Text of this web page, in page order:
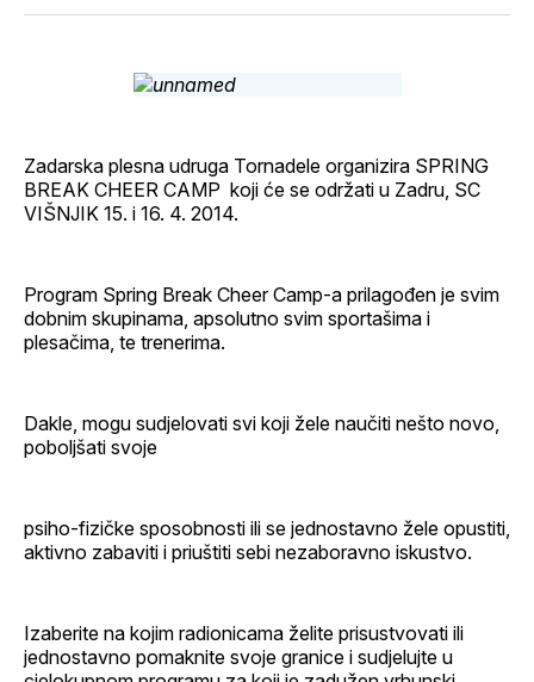
Zadarska plesna udruga Tornadele organizira SPRING
BREAK CHEER CAMP koji će se održati u Zadru, SC
VIŠNJIK 15. i 16. 4. 2014.
Program Spring Break Cheer Camp-a prilagođen je svim
dobnim skupinama, apsolutno svim sportašima i
plesačima, te trenerima.
Dakle, mogu sudjelovati svi koji žele naučiti nešto novo,
poboljšati svoje
psiho-fizičke sposobnosti ili se jednostavno žele opustiti,
aktivno zabaviti i priuštiti sebi nezaboravno iskustvo.
Izaberite na kojim radionicama želite prisustvovati ili
jednostavno pomaknite svoje granice i sudjelujte u